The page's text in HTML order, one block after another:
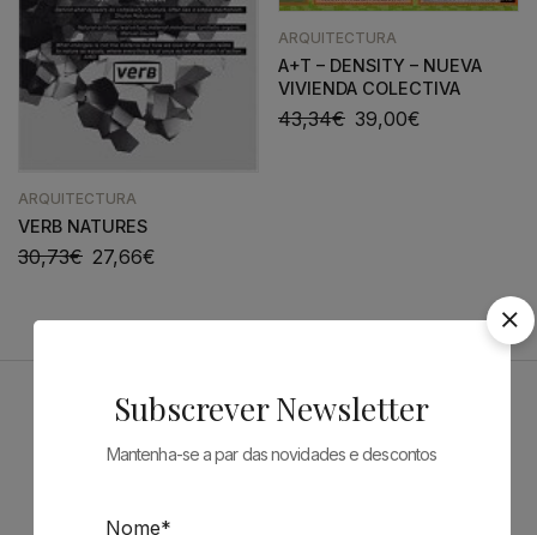
ARQUITECTURA
VERB NATURES
30,73€ 27,66€
ARQUITECTURA
A+T – DENSITY – NUEVA
VIVIENDA COLECTIVA
43,34€ 39,00€
Patrocinadores
Subscrever Newsletter
Mantenha-se a par das novidades e descontos